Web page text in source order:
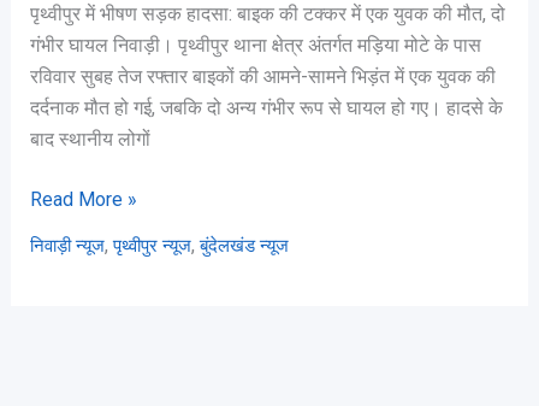
पृथ्वीपुर में भीषण सड़क हादसा: बाइक की टक्कर में एक युवक की मौत, दो
गंभीर घायल निवाड़ी। पृथ्वीपुर थाना क्षेत्र अंतर्गत मड़िया मोटे के पास
रविवार सुबह तेज रफ्तार बाइकों की आमने-सामने भिड़ंत में एक युवक की
दर्दनाक मौत हो गई, जबकि दो अन्य गंभीर रूप से घायल हो गए। हादसे के
बाद स्थानीय लोगों
हादसा:
बाइक
की
टक्कर
में
युवक
की
Read More »
निवाड़ी न्यूज,पृथ्वीपुर न्यूज,बुंदेलखंड न्यूज